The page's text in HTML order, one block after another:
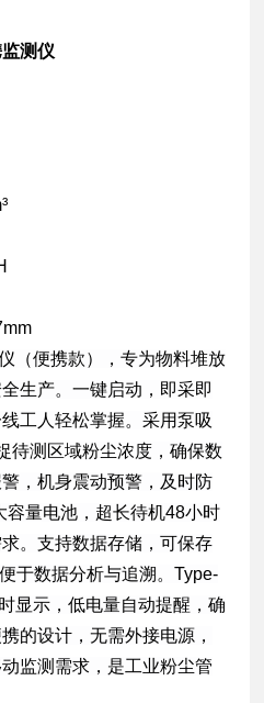
测仪
（便携款），专为物料堆放
生产。一键启动，即采即
工人轻松掌握。采用泵吸
待测区域粉尘浓度，确保数
，机身震动预警，及时防
容量电池，超长待机48小时
。支持数据存储，可保存
于数据分析与追溯。Type-
显示，低电量自动提醒，确
的设计，无需外接电源，
监测需求，是工业粉尘管